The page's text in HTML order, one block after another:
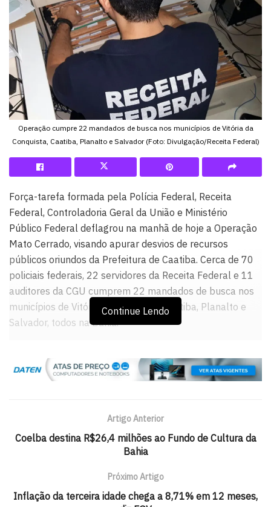
Operação cumpre 22 mandados de busca nos municípios de Vitória da
Conquista, Caatiba, Planalto e Salvador (Foto: Divulgação/Receita Federal)
Força-tarefa formada pela Polícia Federal, Receita
Federal, Controladoria Geral da União e Ministério
Público Federal deflagrou na manhã de hoje a Operação
Mato Cerrado, visando apurar desvios de recursos
públicos oriundos da Prefeitura de Caatiba. Cerca de 70
policiais federais, 22 servidores da Receita Federal e 11
auditores da CGU cumprem 22 mandados de busca nos
municípios de Vitória da Conquista, Caatiba, Planalto e
Salvador, todos na Bahia.
irregularidades nos procedimentos licitatórios para a
contratação de cooperativas nas áreas de transporte
previstas na legislação relativa a esse tipo de entidade.
Elementos colhidos ao longo da apuração sugerem ainda
a simulação de licitações e superfaturamento de
serviços. A investigação contou ainda com a participação
da Polícia Civil.
Continue Lendo
Artigo Anterior
Coelba destina R$26,4 milhões ao Fundo de Cultura da
Bahia
Próximo Artigo
Inflação da terceira idade chega a 8,71% em 12 meses,